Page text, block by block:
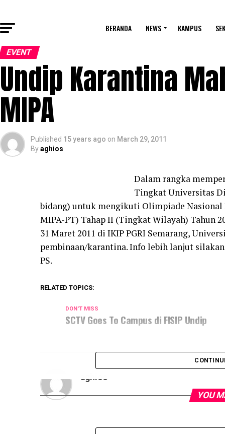
BERANDA NEWS KAMPUS
EVENT
Undip Karantina
MIPA
Published 15 years ago on March 29, 2011
Byaghios
Dalam rangka
Tingkat Universitas
bidang) untuk mengikuti Olimpiade
MIPA-PT) Tahap II (Tingkat Wilayah) Tahun
31 Maret 2011 di IKIP PGRI Semarang,
pembinaan/karantina. Info lebih lanjut
PS.
RELATED TOPICS:
DON'T MISS
SCTV Goes To Campus di FISIP Undip
aghios
YOU